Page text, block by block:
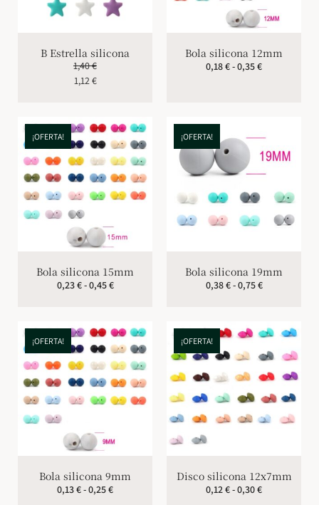
B Estrella silicona
1,40€
1,12 €
Bola silicona 12mm
0,18€-0,35€
¡OFERTA!
Bola silicona 15mm
0,23€-0,45€
¡OFERTA!
Bola silicona 19mm
0,38€-0,75€
¡OFERTA!
Bola silicona 9mm
0,13€-0,25€
¡OFERTA!
Disco silicona 12x7mm
0,12 €-0,30€